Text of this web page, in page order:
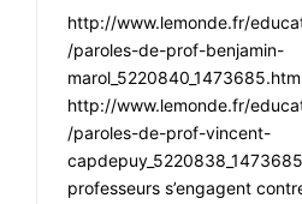
http://www.lemonde.fr/
/paroles-de-prof-benjamin-
http://www.lemonde.fr/
/paroles-de-prof-vincent-
professeurs s’engagent